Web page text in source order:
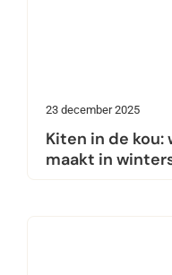
23 december 2025
Kiten in de
maakt in